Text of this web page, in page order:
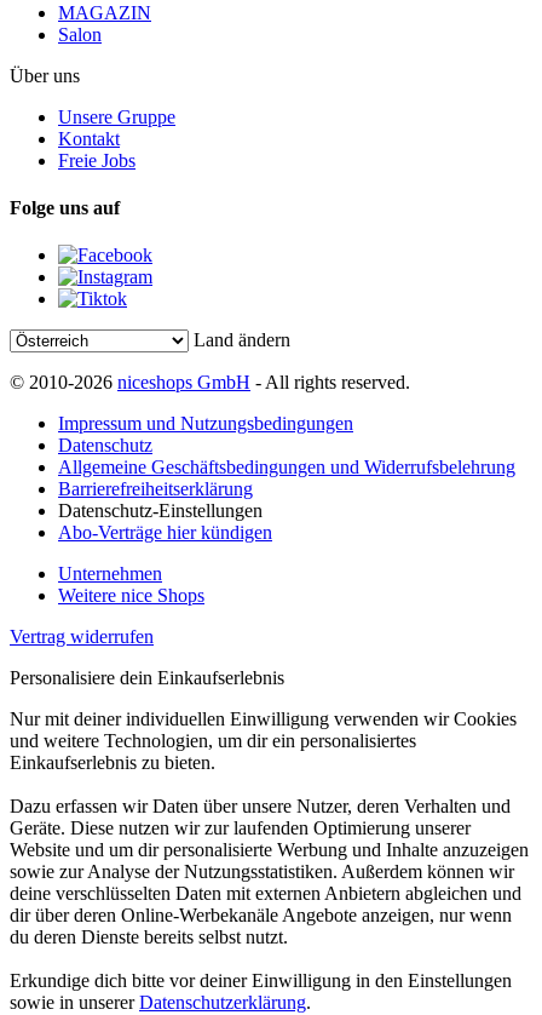
MAGAZIN
Salon
Über uns
Unsere Gruppe
Kontakt
Freie Jobs
Folge uns auf
Land ändern
© 2010-2026 niceshops GmbH - All rights reserved.
Impressum und Nutzungsbedingungen
Datenschutz
Allgemeine Geschäftsbedingungen und Widerrufsbelehrung
Barrierefreiheitserklärung
Datenschutz-Einstellungen
Abo-Verträge hier kündigen
Unternehmen
Weitere nice Shops
Vertrag widerrufen
Personalisiere dein Einkaufserlebnis
Nur mit deiner individuellen Einwilligung verwenden wir Cookies
und weitere Technologien, um dir ein personalisiertes
Einkaufserlebnis zu bieten.
Dazu erfassen wir Daten über unsere Nutzer, deren Verhalten und
Geräte. Diese nutzen wir zur laufenden Optimierung unserer
Website und um dir personalisierte Werbung und Inhalte anzuzeigen
sowie zur Analyse der Nutzungsstatistiken. Außerdem können wir
deine verschlüsselten Daten mit externen Anbietern abgleichen und
dir über deren Online-Werbekanäle Angebote anzeigen, nur wenn
du deren Dienste bereits selbst nutzt.
Erkundige dich bitte vor deiner Einwilligung in den Einstellungen
sowie in unsererDatenschutzerklärung.